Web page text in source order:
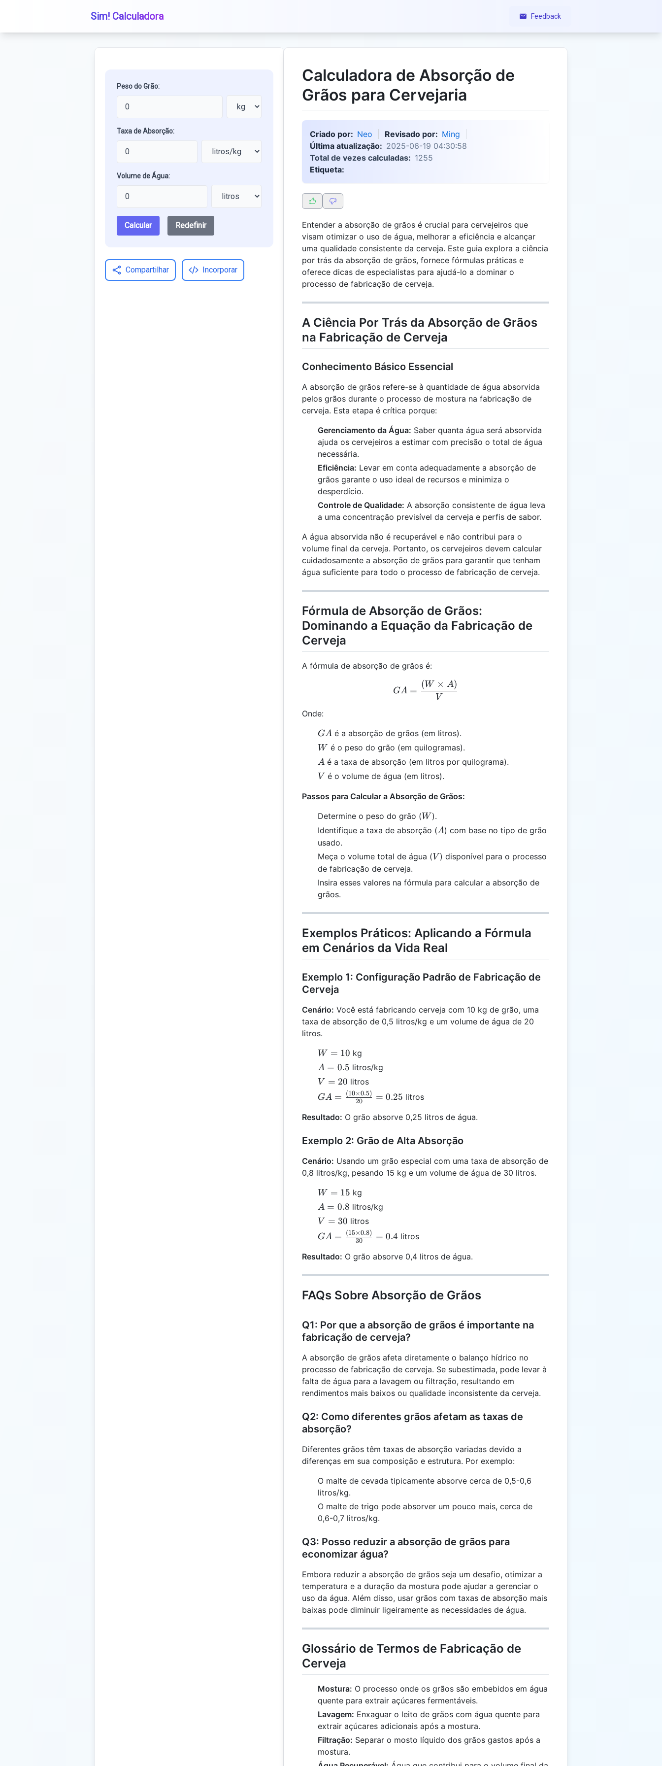
Sim! Calculadora Feedback
Peso do Grão:
Taxa de Absorção:
Volume de Água:
Calcular Redefinir
Compartilhar Incorporar
Calculadora de Absorção de
Grãos para Cervejaria
Criado por: Neo Revisado por: Ming
Última atualização: 2025-06-19 04:30:58
Total de vezes calculadas: 1255
Etiqueta:
Entender a absorção de grãos é crucial para cervejeiros que
visam otimizar o uso de água, melhorar a eficiência e alcançar
uma qualidade consistente da cerveja. Este guia explora a ciência
por trás da absorção de grãos, fornece fórmulas práticas e
oferece dicas de especialistas para ajudá-lo a dominar o
processo de fabricação de cerveja.
A Ciência Por Trás da Absorção de Grãos
na Fabricação de Cerveja
Conhecimento Básico Essencial
A absorção de grãos refere-se à quantidade de água absorvida
pelos grãos durante o processo de mostura na fabricação de
cerveja. Esta etapa é crítica porque:
Gerenciamento da Água: Saber quanta água será absorvida
ajuda os cervejeiros a estimar com precisão o total de água
necessária.
Eficiência: Levar em conta adequadamente a absorção de
grãos garante o uso ideal de recursos e minimiza o
desperdício.
Controle de Qualidade: A absorção consistente de água leva
a uma concentração previsível da cerveja e perfis de sabor.
A água absorvida não é recuperável e não contribui para o
volume final da cerveja. Portanto, os cervejeiros devem calcular
cuidadosamente a absorção de grãos para garantir que tenham
água suficiente para todo o processo de fabricação de cerveja.
Fórmula de Absorção de Grãos:
Dominando a Equação da Fabricação de
Cerveja
A fórmula de absorção de grãos é:
GA = \frac{(W \times A)}{V}
GA =
V
(W × A)
Onde:
GA
GA é a absorção de grãos (em litros).
W
W é o peso do grão (em quilogramas).
A
A é a taxa de absorção (em litros por quilograma).
V
V é o volume de água (em litros).
Passos para Calcular a Absorção de Grãos:
Determine o peso do grão (W
W ).
Identifique a taxa de absorção (A
A) com base no tipo de grão
usado.
Meça o volume total de água (V
V ) disponível para o processo
de fabricação de cerveja.
Insira esses valores na fórmula para calcular a absorção de
grãos.
Exemplos Práticos: Aplicando a Fórmula
em Cenários da Vida Real
Exemplo 1: Configuração Padrão de Fabricação de
Cerveja
Cenário: Você está fabricando cerveja com 10 kg de grão, uma
taxa de absorção de 0,5 litros/kg e um volume de água de 20
litros.
W
=
10
W = 10 kg
A
=
A = 0.5 litros/kg
V
=
20
V = 20 litros
GA =
\frac{(10
\times
{20} =
GA = 20
(10×0.5) = 0.25 litros
Resultado: O grão absorve 0,25 litros de água.
Exemplo 2: Grão de Alta Absorção
Cenário: Usando um grão especial com uma taxa de absorção de
0,8 litros/kg, pesando 15 kg e um volume de água de 30 litros.
W
=
15
W = 15 kg
A
=
A = 0.8 litros/kg
V
=
30
V = 30 litros
GA =
\times
0.4
GA = 30
(15×0.8) = 0.4 litros
Resultado: O grão absorve 0,4 litros de água.
FAQs Sobre Absorção de Grãos
Q1: Por que a absorção de grãos é importante na
fabricação de cerveja?
A absorção de grãos afeta diretamente o balanço hídrico no
processo de fabricação de cerveja. Se subestimada, pode levar à
falta de água para a lavagem ou filtração, resultando em
rendimentos mais baixos ou qualidade inconsistente da cerveja.
Q2: Como diferentes grãos afetam as taxas de
absorção?
Diferentes grãos têm taxas de absorção variadas devido a
diferenças em sua composição e estrutura. Por exemplo:
O malte de cevada tipicamente absorve cerca de 0,5-0,6
litros/kg.
O malte de trigo pode absorver um pouco mais, cerca de
0,6-0,7 litros/kg.
Q3: Posso reduzir a absorção de grãos para
economizar água?
Embora reduzir a absorção de grãos seja um desafio, otimizar a
temperatura e a duração da mostura pode ajudar a gerenciar o
uso da água. Além disso, usar grãos com taxas de absorção mais
baixas pode diminuir ligeiramente as necessidades de água.
Glossário de Termos de Fabricação de
Cerveja
Mostura: O processo onde os grãos são embebidos em água
quente para extrair açúcares fermentáveis.
Lavagem: Enxaguar o leito de grãos com água quente para
extrair açúcares adicionais após a mostura.
Filtração: Separar o mosto líquido dos grãos gastos após a
mostura.